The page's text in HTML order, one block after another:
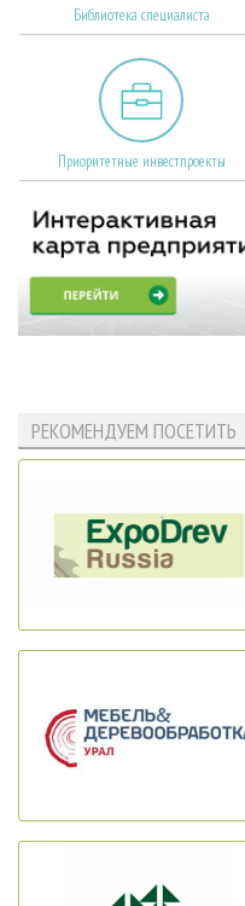
Библиотека специалиста
Приоритетные инвестпроекты
РЕКОМЕНДУЕМ ПОСЕТИТЬ